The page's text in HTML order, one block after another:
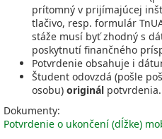
prítomný v prijímajúcej
tlačivo, resp. formulár
stáže musí byť zhodný s
poskytnutí finančného
Potvrdenie obsahuje i
Študent odovzdá (pošle
osobu) originál potvrdenia.
Dokumenty:
Potvrdenie o ukončení (dĺžke)